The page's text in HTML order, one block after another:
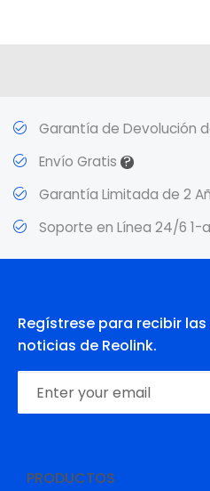
Garantía de Devolución
Envío Gratis ?
Garantía Limitada de 2
Soporte en Línea 24/6 1-
Regístrese para recibir
noticias de Reolink.
PRODUCTOS